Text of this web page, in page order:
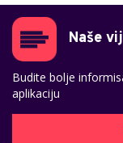
Naše
Budite bolje
aplikaciju